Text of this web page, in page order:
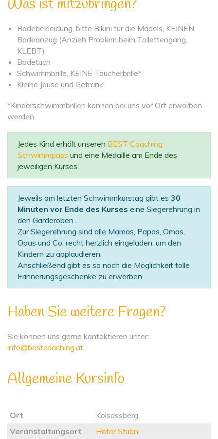
Was ist mitzubringen?
Badebekleidung, bitte Bikini für die Mädels, KEINEN
Badeanzug (Anzieh Problem beim Toilettengang,
KLEBT)
Badetuch
Schwimmbrille, KEINE Taucherbrille*
Kleine Jause und Getränk
*Kinderschwimmbrillen können bei uns vor Ort erworben
werden
Jedes Kind erhält unseren BEST Coaching
Schwimmpass und eine Medaille am Ende des
jeweiligen Kurses.
Jeweils am letzten Schwimmkurstag gibt es 30
Minuten vor Ende des Kurses eine Siegerehrung in
den Garderoben.
Zur Siegerehrung sind alle Mamas, Papas, Omas,
Opas und Co. recht herzlich eingeladen, um den
Kindern zu applaudieren.
Anschließend gibt es so noch die Möglichkeit tolle
Erinnerungsgeschenke zu erwerben.
Haben Sie weitere Fragen?
Sie können uns gerne kontaktieren unter:
info@bestcoaching.at
Allgemeine Kursinfo
Ort
Kolsassberg
Veranstaltungsort
Hofer Stubn